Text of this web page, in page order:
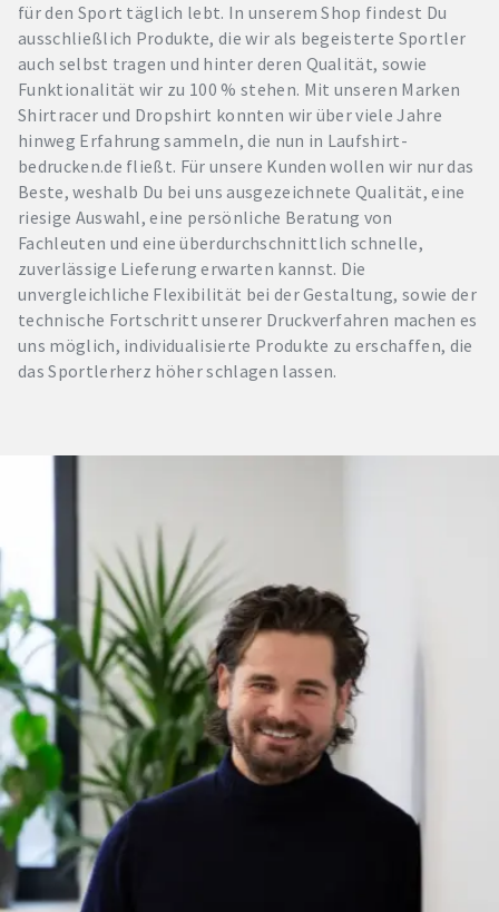
für den Sport täglich lebt. In unserem Shop findest Du
ausschließlich Produkte, die wir als begeisterte Sportler
auch selbst tragen und hinter deren Qualität, sowie
Funktionalität wir zu 100 % stehen. Mit unseren Marken
Shirtracer und Dropshirt konnten wir über viele Jahre
hinweg Erfahrung sammeln, die nun in Laufshirt-
bedrucken.de fließt. Für unsere Kunden wollen wir nur das
Beste, weshalb Du bei uns ausgezeichnete Qualität, eine
riesige Auswahl, eine persönliche Beratung von
Fachleuten und eine überdurchschnittlich schnelle,
zuverlässige Lieferung erwarten kannst. Die
unvergleichliche Flexibilität bei der Gestaltung, sowie der
technische Fortschritt unserer Druckverfahren machen es
uns möglich, individualisierte Produkte zu erschaffen, die
das Sportlerherz höher schlagen lassen.